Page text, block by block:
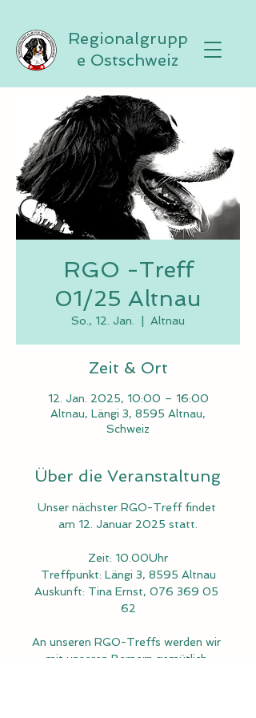
Regionalgrupp
e Ostschweiz
RGO -Treff
01/25 Altnau
So., 12. Jan. Altnau
Zeit & Ort
12. Jan. 2025, 10:00 – 16:00
Altnau, Längi 3, 8595 Altnau,
Schweiz
Über die Veranstaltung
Unser nächster RGO-Treff findet
am 12. Januar 2025 statt.
Zeit: 10.00Uhr
Treffpunkt: Längi 3, 8595 Altnau
Auskunft: Tina Ernst, 076 369 05
62
An unseren RGO-Treffs werden wir
mit unseren Bernern gemütlich